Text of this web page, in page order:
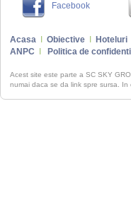
Facebook
Acasa Obiective Hoteluri
ANPC
Politica de
Acest site este parte a SC SKY
numai daca se da link spre sursa.